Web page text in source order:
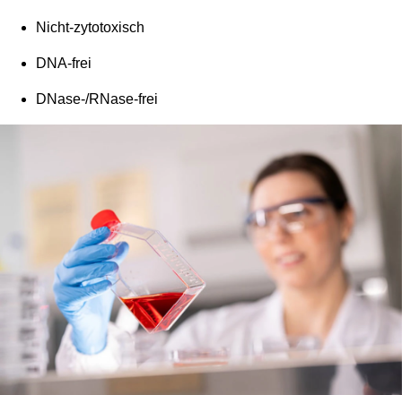
Nicht-zytotoxisch
DNA-frei
DNase-/RNase-frei